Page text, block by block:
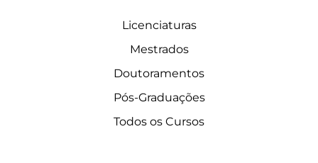
Licenciaturas
Mestrados
Doutoramentos
Pós-Graduações
Todos os Cursos